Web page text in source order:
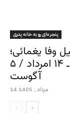
پنجره‌ای رو به خانه پدری
وفا یغمائی؛
جایگاه شاهزاده و آینده جنبش ـ ۱۴ امرداد / ۵
آگوست
14 مرداد , 1405